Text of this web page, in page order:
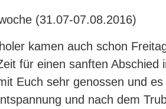
(31.07-07.08.2016)
kamen auch schon
für einen sanften Abschied
Euch sehr genossen und
und nach dem